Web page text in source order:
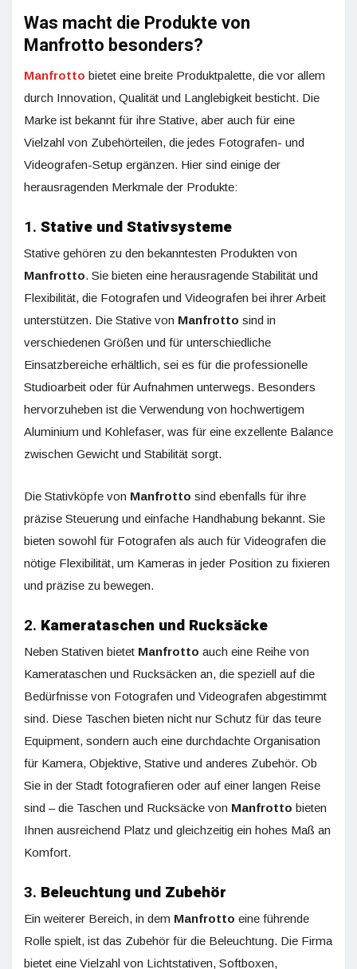
Was macht die Produkte von
Manfrotto besonders?
Manfrotto bietet eine breite Produktpalette, die vor allem
durch Innovation, Qualität und Langlebigkeit besticht. Die
Marke ist bekannt für ihre Stative, aber auch für eine
Vielzahl von Zubehörteilen, die jedes Fotografen- und
Videografen-Setup ergänzen. Hier sind einige der
herausragenden Merkmale der Produkte:
1. Stative und Stativsysteme
Stative gehören zu den bekanntesten Produkten von
Manfrotto. Sie bieten eine herausragende Stabilität und
Flexibilität, die Fotografen und Videografen bei ihrer Arbeit
unterstützen. Die Stative von Manfrotto sind in
verschiedenen Größen und für unterschiedliche
Einsatzbereiche erhältlich, sei es für die professionelle
Studioarbeit oder für Aufnahmen unterwegs. Besonders
hervorzuheben ist die Verwendung von hochwertigem
Aluminium und Kohlefaser, was für eine exzellente Balance
zwischen Gewicht und Stabilität sorgt.
Die Stativköpfe von Manfrotto sind ebenfalls für ihre
präzise Steuerung und einfache Handhabung bekannt. Sie
bieten sowohl für Fotografen als auch für Videografen die
nötige Flexibilität, um Kameras in jeder Position zu fixieren
und präzise zu bewegen.
2. Kamerataschen und Rucksäcke
Neben Stativen bietet Manfrotto auch eine Reihe von
Kamerataschen und Rucksäcken an, die speziell auf die
Bedürfnisse von Fotografen und Videografen abgestimmt
sind. Diese Taschen bieten nicht nur Schutz für das teure
Equipment, sondern auch eine durchdachte Organisation
für Kamera, Objektive, Stative und anderes Zubehör. Ob
Sie in der Stadt fotografieren oder auf einer langen Reise
sind – die Taschen und Rucksäcke von Manfrotto bieten
Ihnen ausreichend Platz und gleichzeitig ein hohes Maß an
Komfort.
3. Beleuchtung und Zubehör
Ein weiterer Bereich, in dem Manfrotto eine führende
Rolle spielt, ist das Zubehör für die Beleuchtung. Die Firma
bietet eine Vielzahl von Lichtstativen, Softboxen,